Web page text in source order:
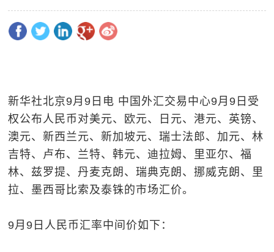
新华社北京9月9日电 中国外汇交易中心9月9日受
权公布人民币对美元、欧元、日元、港元、英镑、
澳元、新西兰元、新加坡元、瑞士法郎、加元、林
吉特、卢布、兰特、韩元、迪拉姆、里亚尔、福
林、兹罗提、丹麦克朗、瑞典克朗、挪威克朗、里
拉、墨西哥比索及泰铢的市场汇价。
9月9日人民币汇率中间价如下：